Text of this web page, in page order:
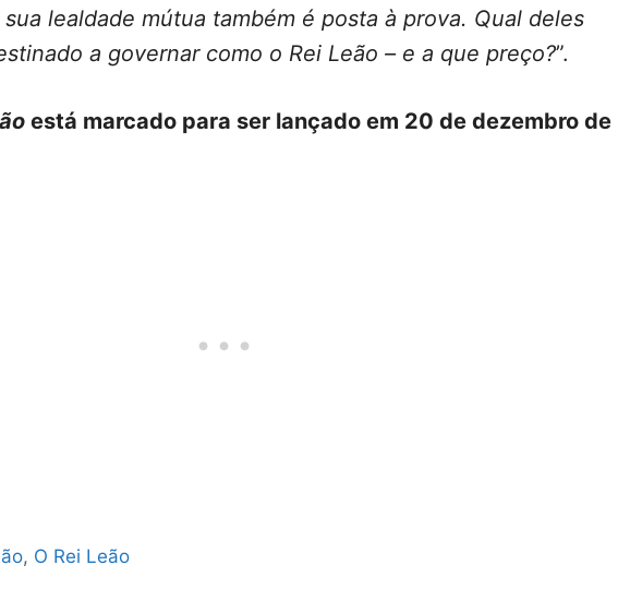
lealdade mútua também é posta à prova. Qual deles
a governar como o Rei Leão – e a que preço?”.
está marcado para ser lançado em 20 de dezembro de
, O Rei Leão